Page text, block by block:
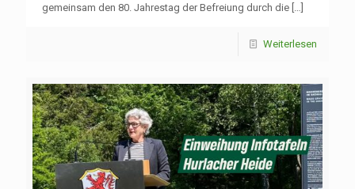
gemeinsam den 80. Jahrestag der Befreiung durch die […]
Weiterlesen